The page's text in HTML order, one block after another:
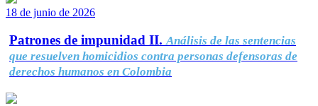
18 de junio de 2026
Patrones de impunidad II. Análisis de las sentencias
que resuelven homicidios contra personas defensoras de
derechos humanos en Colombia